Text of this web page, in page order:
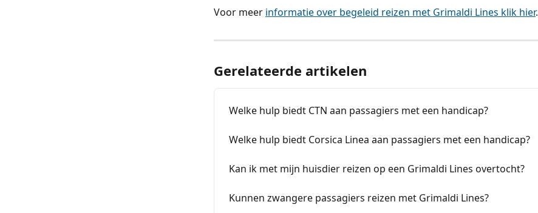
Voor meer informatie over begeleid reizen met Grimaldi Lines klik hier.
Gerelateerde artikelen
Welke hulp biedt CTN aan passagiers met een handicap?
Welke hulp biedt Corsica Linea aan passagiers met een handicap?
Kan ik met mijn huisdier reizen op een Grimaldi Lines overtocht?
Kunnen zwangere passagiers reizen met Grimaldi Lines?